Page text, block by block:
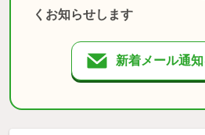
くお知らせします
新着メール通